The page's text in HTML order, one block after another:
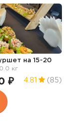
на 15-20
кг
₽ 4.81 (85)